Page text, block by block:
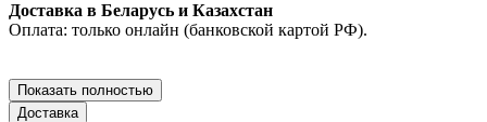
Доставка в Беларусь и Казахстан
Оплата: только онлайн (банковской картой РФ).
Показать полностью
Доставка